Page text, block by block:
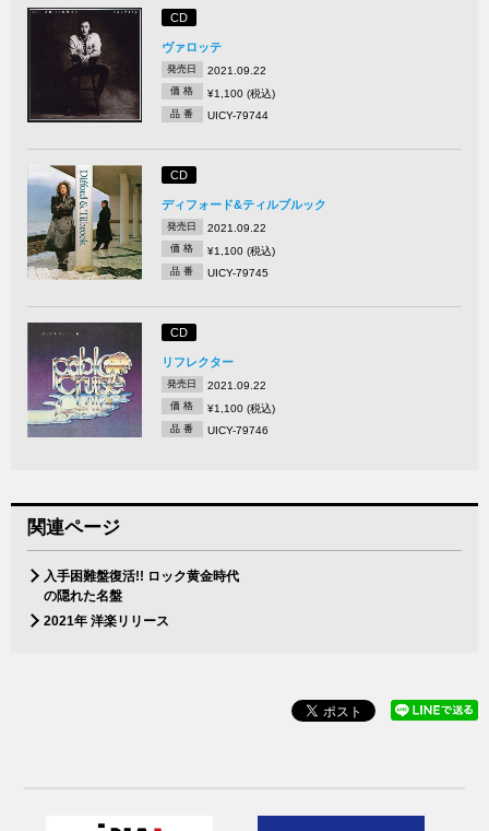
CD
ヴァロッテ
発売日 2021.09.22
価 格 ¥1,100 (税込)
品 番 UICY-79744
CD
ディフォード&ティルブルック
発売日 2021.09.22
価 格 ¥1,100 (税込)
品 番 UICY-79745
CD
リフレクター
発売日 2021.09.22
価 格 ¥1,100 (税込)
品 番 UICY-79746
関連ページ
入手困難盤復活!! ロック黄金時代
の隠れた名盤
2021年 洋楽リリース